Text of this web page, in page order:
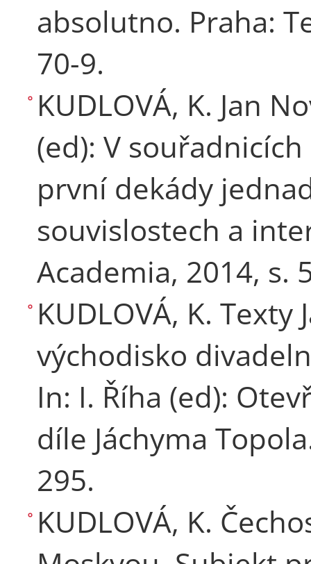
absolutno. Praha:
70-9.
KUDLOVÁ, K. Jan
(ed): V
první dekády
souvislostech a
Academia, 2014, s.
KUDLOVÁ, K.
východisko
In: I. Říha (ed):
díle Jáchyma
295.
KUDLOVÁ, K.